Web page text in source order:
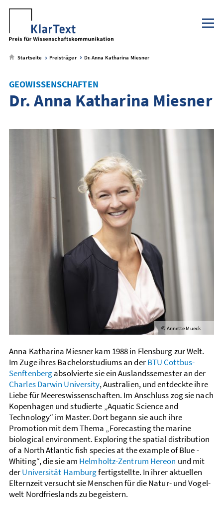
zum
Metamenü
zum
Hauptmenü
zum
Seiteninhalt
zum
Footer-
Menü
Startseite Preisträger Dr. Anna Katharina Miesner
GEOWISSENSCHAFTEN
Dr. Anna Katharina Miesner
© Annette Mueck
Anna Katharina Miesner kam 1988 in Flensburg zur Welt.
Im Zuge ihres Bachelor­studiums an derBTU Cottbus-
Senftenbergabsolvierte sie ein Auslands­semester an der
Charles Darwin University, Australien, und entdeckte ihre
Liebe für Meeres­wissen­schaften. Im Anschluss zog sie nach
Kopenhagen und studierte „Aquatic ­Science and
Technology“ im Master. Dort begann sie auch ihre
Promotion mit dem Thema „Forecasting the marine
biological environment. ­Exploring the spatial distribution
of a North ­Atlantic fish species at the example of Blue ­
Whiting“, die sie am Helmholtz-Zentrum Hereon und mit
derUniversität Hamburgfertigstellte. In ihrer aktuellen
Eltern­zeit versucht sie Menschen für die Natur- und Vogel­
welt Nord­fries­lands zu begeistern.